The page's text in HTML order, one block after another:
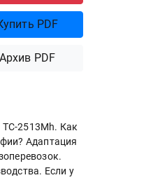
PDF
Архив PDF
ТС-2513Mh. Как
Адаптация
Если у